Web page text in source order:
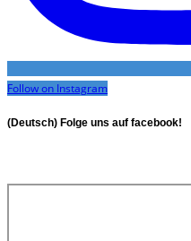
Follow on Instagram
(Deutsch) Folge uns auf facebook!